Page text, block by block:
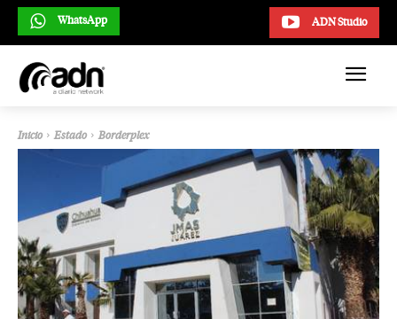
ADN Studio
WhatsApp
Inicio Estado Borderplex